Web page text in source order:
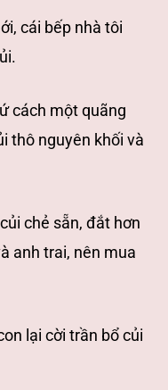
cái bếp nhà tôi
cách một quãng
thô nguyên khối và
chẻ sẵn, đắt hơn
anh trai, nên mua
lại cời trần bổ củi